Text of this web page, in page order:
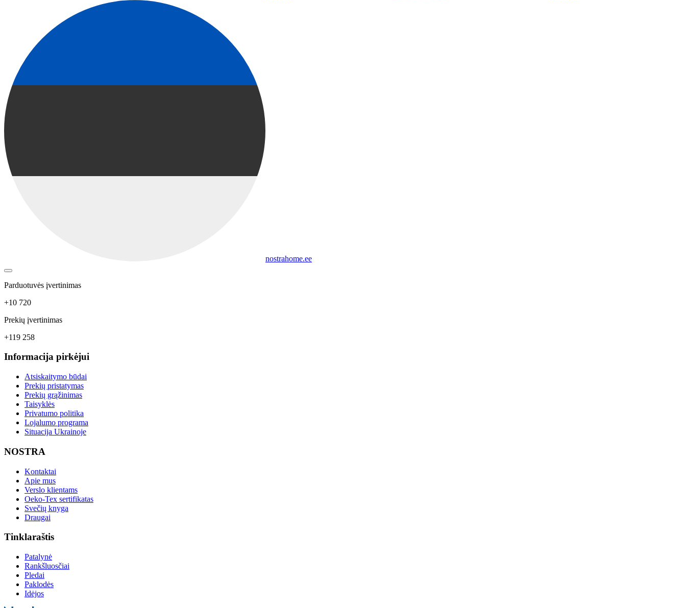
nostrahome.ee
Parduotuvės įvertinimas
+10 720
Prekių įvertinimas
+119 258
Informacija pirkėjui
Atsiskaitymo būdai
Prekių pristatymas
Prekių grąžinimas
Taisyklės
Privatumo politika
Lojalumo programa
Situacija Ukrainoje
NOSTRA
Kontaktai
Apie mus
Verslo klientams
Oeko-Tex sertifikatas
Svečių knyga
Draugai
Tinklaraštis
Patalynė
Rankšluosčiai
Pledai
Paklodės
Idėjos